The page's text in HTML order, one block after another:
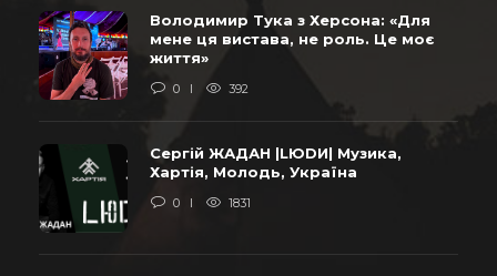
Володимир Тука з Херсона: «Для
мене ця вистава, не роль. Це моє
життя»
0 392
Сергій ЖАДАН |LЮDИ| Музика,
Хартія, Молодь, Україна
0 1831